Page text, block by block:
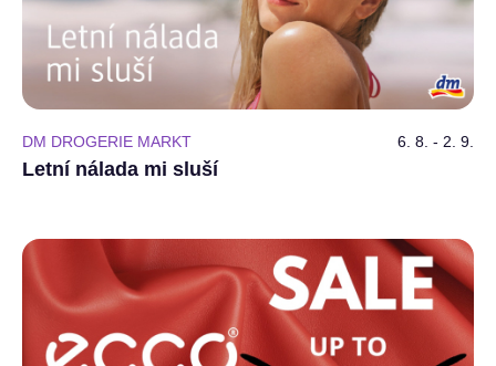
DM DROGERIE MARKT 6. 8. - 2. 9.
Letní nálada mi sluší